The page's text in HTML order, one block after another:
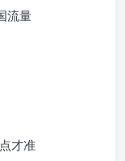
流量
才准